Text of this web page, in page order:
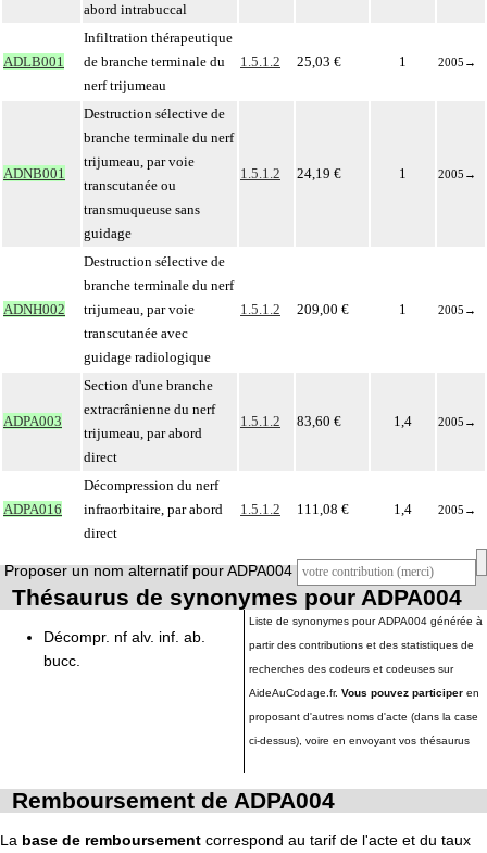
abord intrabuccal
ADLB001
Infiltration thérapeutique
de branche terminale du
nerf trijumeau
1.5.1.2 25,03 € 1 2005 →
ADNB001
Destruction sélective de
branche terminale du nerf
trijumeau, par voie
transcutanée ou
transmuqueuse sans
guidage
1.5.1.2 24,19 € 1 2005 →
ADNH002
Destruction sélective de
branche terminale du nerf
trijumeau, par voie
transcutanée avec
guidage radiologique
1.5.1.2 209,00 € 1 2005 →
ADPA003
Section d'une branche
extracrânienne du nerf
trijumeau, par abord
direct
1.5.1.2 83,60 € 1,4 2005 →
ADPA016
Décompression du nerf
infraorbitaire, par abord
direct
1.5.1.2 111,08 € 1,4 2005 →
Proposer un nom alternatif pour ADPA004
Thésaurus de synonymes pour ADPA004
Décompr. nf alv. inf. ab.
bucc.
Liste de synonymes pour ADPA004 générée à
partir des contributions et des statistiques de
recherches des codeurs et codeuses sur
AideAuCodage.fr. Vous pouvez participer en
proposant d'autres noms d'acte (dans la case
ci-dessus), voire en envoyant vos thésaurus
Remboursement de ADPA004
La base de remboursement correspond au tarif de l'acte et du taux